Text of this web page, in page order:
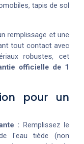
tapis de sol
remplissage et une
tout contact avec
robustes, cet
officielle de 1
pour un
: Remplissez le
l'eau tiède (non